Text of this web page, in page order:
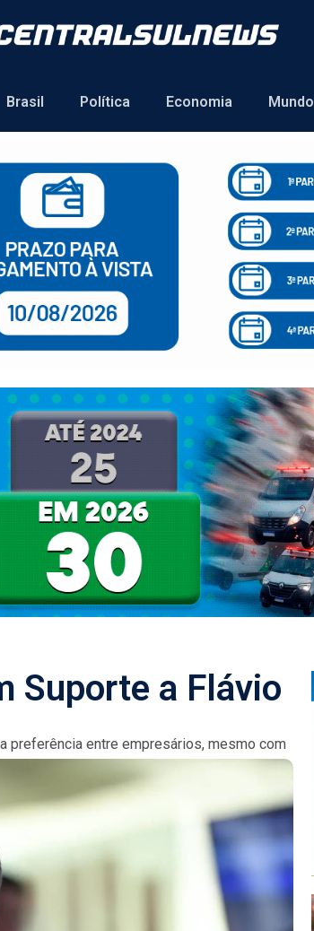
Brasil Política Economia Mundo
Suporte a Flávio
preferência entre empresários, mesmo com
gera...